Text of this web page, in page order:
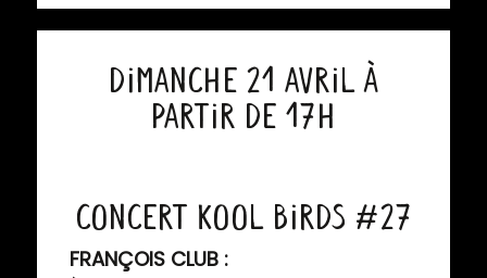
Dimanche 21 Avril à
partir de 17h
Concert Kool Birds #27
FRANÇOIS CLUB :